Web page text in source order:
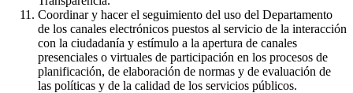
Coordinar y hacer el seguimiento del uso del Departamento
de los canales electrónicos puestos al servicio de la interacción
con la ciudadanía y estímulo a la apertura de canales
presenciales o virtuales de participación en los procesos de
planificación, de elaboración de normas y de evaluación de
las políticas y de la calidad de los servicios públicos.